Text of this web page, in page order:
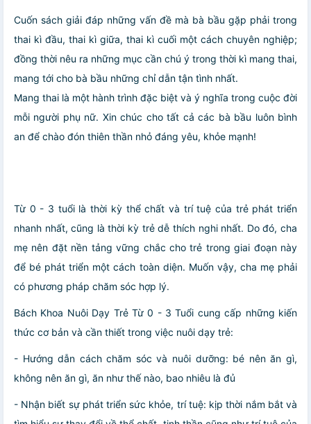
Cuốn sách giải đáp những vấn đề mà bà bầu gặp phải trong
thai kì đầu, thai kì giữa, thai kì cuối một cách chuyên nghiệp;
đồng thời nêu ra những mục cần chú ý trong thời kì mang thai,
mang tới cho bà bầu những chỉ dẫn tận tình nhất.
Mang thai là một hành trình đặc biệt và ý nghĩa trong cuộc đời
mỗi người phụ nữ. Xin chúc cho tất cả các bà bầu luôn bình
an để chào đón thiên thần nhỏ đáng yêu, khỏe mạnh!
Từ 0 - 3 tuổi là thời kỳ thể chất và trí tuệ của trẻ phát triển
nhanh nhất, cũng là thời kỳ trẻ dễ thích nghi nhất. Do đó, cha
mẹ nên đặt nền tảng vững chắc cho trẻ trong giai đoạn này
để bé phát triển một cách toàn diện. Muốn vậy, cha mẹ phải
có phương pháp chăm sóc hợp lý.
Bách Khoa Nuôi Dạy Trẻ Từ 0 - 3 Tuổi cung cấp những kiến
thức cơ bản và cần thiết trong việc nuôi dạy trẻ:
- Hướng dẫn cách chăm sóc và nuôi dưỡng: bé nên ăn gì,
không nên ăn gì, ăn như thế nào, bao nhiêu là đủ
- Nhận biết sự phát triển sức khỏe, trí tuệ: kịp thời nắm bắt và